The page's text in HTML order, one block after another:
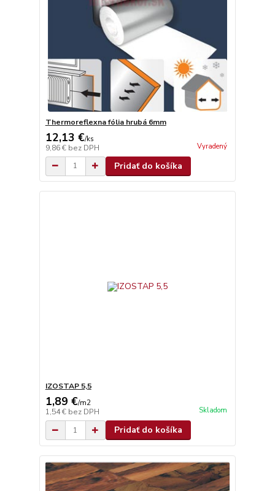
Thermoreflexna fólia hrubá 6mm
12,13 €/ks
9,86 € bez DPH Vyradený
Pridať do košíka
IZOSTAP 5,5
1,89 €/m2
1,54 € bez DPH Skladom
Pridať do košíka